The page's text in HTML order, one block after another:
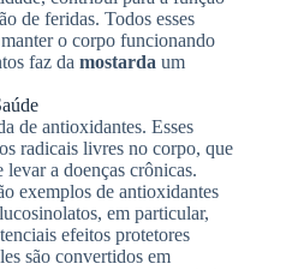
de feridas. Todos esses
o corpo funcionando
faz da mostarda um
de antioxidantes. Esses
radicais livres no corpo, que
levar a doenças crônicas.
exemplos de antioxidantes
em particular,
efeitos protetores
são convertidos em